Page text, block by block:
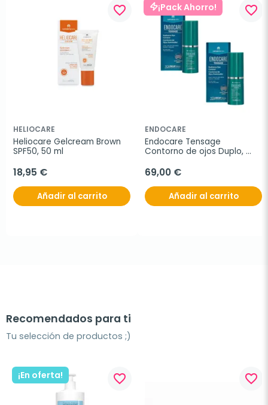
favorite_border
HELIOCARE
Heliocare Gelcream Brown
SPF50, 50 ml
18,95 €
Añadir al carrito
¡Pack Ahorro! favorite_border
ENDOCARE
Endocare Tensage
Contorno de ojos Duplo,
69,00 €
Añadir al carrito
Recomendados para ti
Tu selección de productos ;)
¡En oferta! favorite_border favorite_border